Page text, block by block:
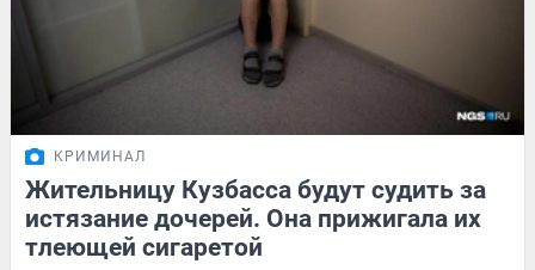
КРИМИНАЛ
Жительницу Кузбасса будут судить за
истязание дочерей. Она прижигала их
тлеющей сигаретой